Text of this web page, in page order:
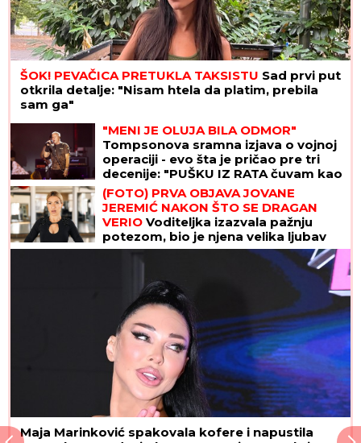
ŠOK! PEVAČICA PRETUKLA TAKSISTU Sad prvi put
otkrila detalje: "Nisam htela da platim, prebila
sam ga"
"MENI JE OLUJA BILA ODMOR"
Tompsonova sramna izjava o vojnoj
operaciji - evo šta je pričao pre tri
decenije: "PUŠKU IZ RATA čuvam kao
suvenir"
(FOTO) PRVA OBJAVA JOVANE
JEREMIĆ NAKON ŠTO SE DRAGAN
VERIO Voditeljka izazvala pažnju
potezom, bio je njena velika ljubav
Maja Marinković spakovala kofere i napustila